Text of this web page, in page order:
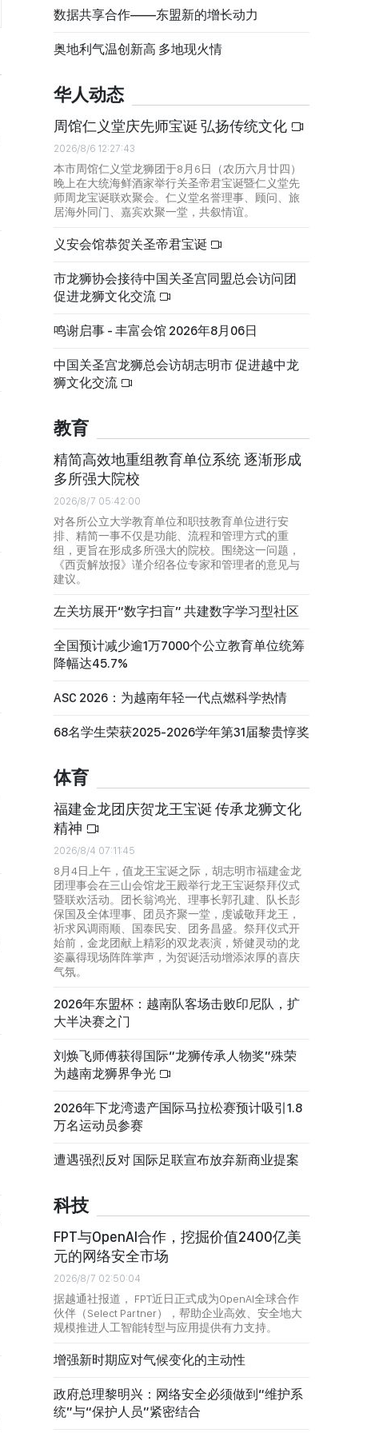
数据共享合作——东盟新的增长动力
奥地利气温创新高 多地现火情
华人动态
周馆仁义堂庆先师宝诞 弘扬传统文化
2026/8/6 12:27:43
本市周馆仁义堂龙狮团于8月6日（农历六月廿四）
晚上在大统海鲜酒家举行关圣帝君宝诞暨仁义堂先
师周龙宝诞联欢聚会。仁义堂名誉理事、顾问、旅
居海外同门、嘉宾欢聚一堂，共叙情谊。
义安会馆恭贺关圣帝君宝诞
市龙狮协会接待中国关圣宫同盟总会访问团
促进龙狮文化交流
鸣谢启事 - 丰富会馆 2026年8月06日
中国关圣宫龙狮总会访胡志明市 促进越中龙
狮文化交流
教育
精简高效地重组教育单位系统 逐渐形成
多所强大院校
2026/8/7 05:42:00
对各所公立大学教育单位和职技教育单位进行安
排、精简一事不仅是功能、流程和管理方式的重
组，更旨在形成多所强大的院校。围绕这一问题，
《西贡解放报》谨介绍各位专家和管理者的意见与
建议。
左关坊展开“数字扫盲” 共建数字学习型社区
全国预计减少逾1万7000个公立教育单位统筹
降幅达45.7%
ASC 2026：为越南年轻一代点燃科学热情
68名学生荣获2025-2026学年第31届黎贵惇奖
体育
福建金龙团庆贺龙王宝诞 传承龙狮文化
精神
2026/8/4 07:11:45
8月4日上午，值龙王宝诞之际，胡志明市福建金龙
团理事会在三山会馆龙王殿举行龙王宝诞祭拜仪式
暨联欢活动。团长翁鸿光、理事长郭孔建、队长彭
保国及全体理事、团员齐聚一堂，虔诚敬拜龙王，
祈求风调雨顺、国泰民安、团务昌盛。祭拜仪式开
始前，金龙团献上精彩的双龙表演，矫健灵动的龙
姿赢得现场阵阵掌声，为贺诞活动增添浓厚的喜庆
气氛。
2026年东盟杯：越南队客场击败印尼队，扩
大半决赛之门
刘焕飞师傅获得国际“龙狮传承人物奖”殊荣
为越南龙狮界争光
2026年下龙湾遗产国际马拉松赛预计吸引1.8
万名运动员参赛
遭遇强烈反对 国际足联宣布放弃新商业提案
科技
FPT与OpenAI合作，挖掘价值2400亿美
元的网络安全市场
2026/8/7 02:50:04
据越通社报道， FPT近日正式成为OpenAI全球合作
伙伴（Select Partner），帮助企业高效、安全地大
规模推进人工智能转型与应用提供有力支持。
增强新时期应对气候变化的主动性
政府总理黎明兴：网络安全必须做到“维护系
统”与“保护人员”紧密结合